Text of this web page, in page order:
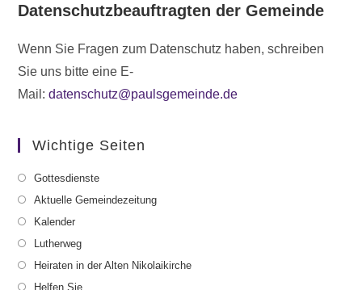
Datenschutzbeauftragten der Gemeinde
Wenn Sie Fragen zum Datenschutz haben, schreiben
Sie uns bitte eine E-
Mail:datenschutz@paulsgemeinde.de
Wichtige Seiten
Gottesdienste
Aktuelle Gemeindezeitung
Kalender
Lutherweg
Heiraten in der Alten Nikolaikirche
Helfen Sie ...